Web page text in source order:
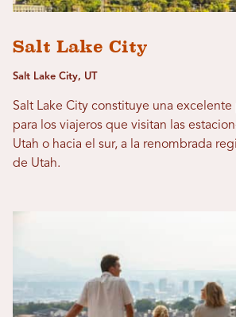
Salt Lake City
Salt Lake City, UT
Salt Lake City constituye una
para los viajeros que visitan las
Utah o hacia el sur, a la renombrada
de Utah.